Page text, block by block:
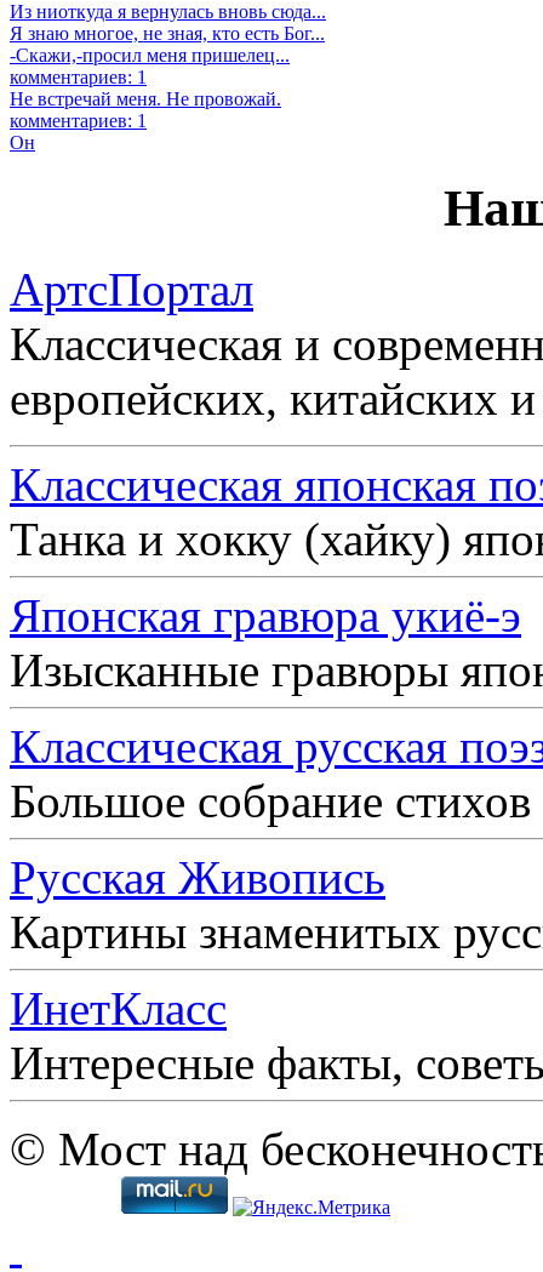
Из ниоткуда я вернулась вновь сюда...
Я знаю многое, не зная, кто есть Бог...
-Скажи,-просил меня пришелец...
комментариев: 1
Не встречай меня. Не провожай.
комментариев: 1
Он
АртсПортал
Классическая и
европейских, китайских
Классическая японская
Танка и хокку (хайку)
Японская гравюра укиё-э
Изысканные гравюры
Классическая русская
Большое собрание
Русская Живопись
Картины знаменитых
ИнетКласс
Интересные факты,
© Мост над